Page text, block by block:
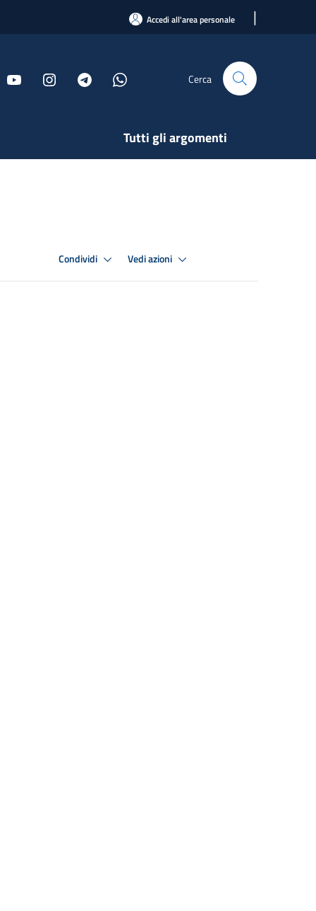
Accedi all'area personale |
Cerca
Tutti gli argomenti
Condividi Vedi azioni